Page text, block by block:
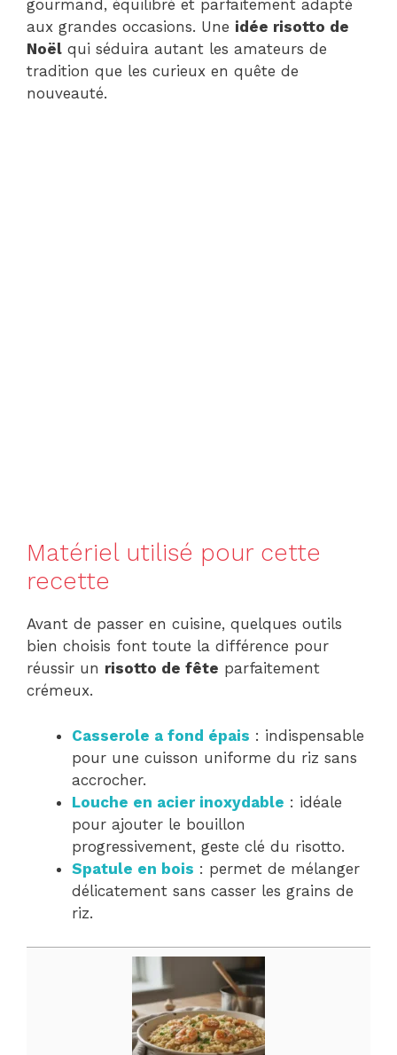
gourmand, équilibré et parfaitement adapté
aux grandes occasions. Une idée risotto de
Noël qui séduira autant les amateurs de
tradition que les curieux en quête de
nouveauté.
Matériel utilisé pour cette
recette
Avant de passer en cuisine, quelques outils
bien choisis font toute la différence pour
réussir un risotto de fête parfaitement
crémeux.
Casserole a fond épais : indispensable
pour une cuisson uniforme du riz sans
accrocher.
Louche en acier inoxydable : idéale
pour ajouter le bouillon
progressivement, geste clé du risotto.
Spatule en bois : permet de mélanger
délicatement sans casser les grains de
riz.